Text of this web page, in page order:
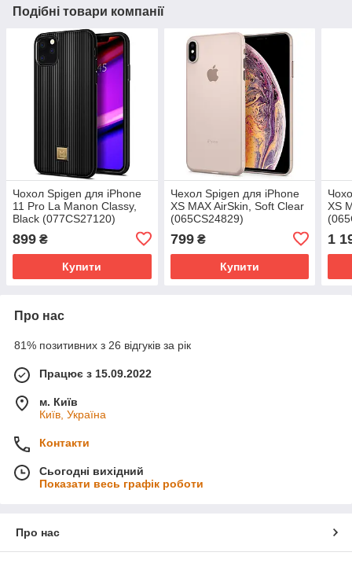
Подібні товари компанії
Чохол Spigen для iPhone
11 Pro La Manon Classy,
Black (077CS27120)
899 ₴
Купити
Чехол Spigen для iPhone
XS MAX AirSkin, Soft Clear
(065CS24829)
799₴
Купити
XS
1
Про нас
81% позитивних з 26 відгуків за рік
Працює з 15.09.2022
м. Київ
Київ, Україна
Контакти
Сьогодні вихідний
Показати весь графік роботи
Про нас